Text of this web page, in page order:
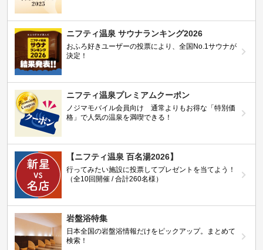
ニフティ温泉 サウナランキング2026
おふろ好きユーザーの投票により、全国No.1サウナが
決定！
ニフティ温泉プレミアムクーポン
ノジマモバイル会員向け 通常よりもお得な「特別価
格」で人気の温泉を満喫できる！
【ニフティ温泉 百名湯2026】
行ってみたい施設に投票してプレゼントを当てよう！
（全10回開催 / 合計260名様）
岩盤浴特集
日本全国の岩盤浴情報だけをピックアップ。まとめて
検索！